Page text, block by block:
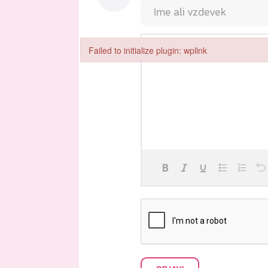
Failed to initialize plugin: wplink
Failed to initialize plugin: wplink